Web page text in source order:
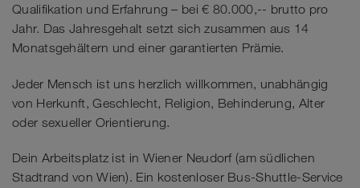
Qualifikation und Erfahrung – bei € 80.000,-- brutto pro
Jahr. Das Jahresgehalt setzt sich zusammen aus 14
Monatsgehältern und einer garantierten Prämie.
Jeder Mensch ist uns herzlich willkommen, unabhängig
von Herkunft, Geschlecht, Religion, Behinderung, Alter
oder sexueller Orientierung.
Dein Arbeitsplatz ist in Wiener Neudorf (am südlichen
Stadtrand von Wien). Ein kostenloser Bus-Shuttle-Service